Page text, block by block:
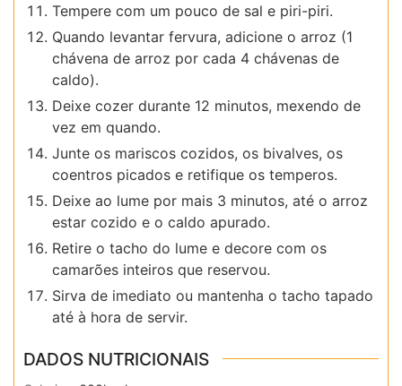
Tempere com um pouco de sal e piri-piri.
Quando levantar fervura, adicione o arroz (1
chávena de arroz por cada 4 chávenas de
caldo).
Deixe cozer durante 12 minutos, mexendo de
vez em quando.
Junte os mariscos cozidos, os bivalves, os
coentros picados e retifique os temperos.
Deixe ao lume por mais 3 minutos, até o arroz
estar cozido e o caldo apurado.
Retire o tacho do lume e decore com os
camarões inteiros que reservou.
Sirva de imediato ou mantenha o tacho tapado
até à hora de servir.
DADOS NUTRICIONAIS